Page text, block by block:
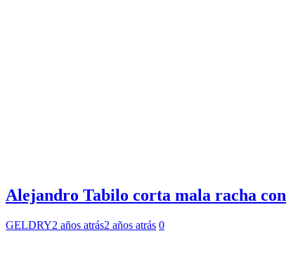
Alejandro Tabilo corta mala racha
GELDRY2 años atrás2 años atrás 0